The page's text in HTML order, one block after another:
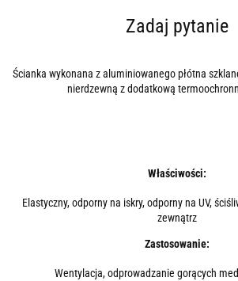
Zadaj pytanie
Ścianka wykonana z aluminiowanego płótna
nierdzewną z dodatkową
Właściwości:
Elastyczny, odporny na iskry, odporny na UV,
zewnątrz
Zastosowanie:
Wentylacja, odprowadzanie gorących